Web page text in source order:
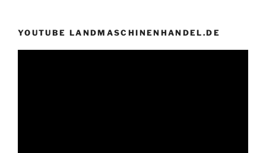
YOUTUBE LANDMASCHINENHANDEL.DE